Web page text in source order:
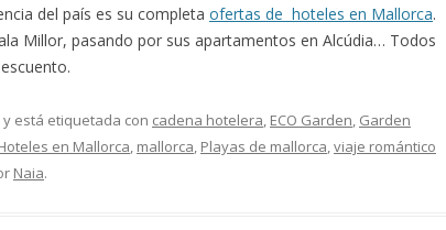
del país es su completa ofertas de hoteles en Mallorca.
Millor, pasando por sus apartamentos en Alcúdia… Todos
y está etiquetada con cadena hotelera, ECO Garden, Garden
en Mallorca, mallorca, Playas de mallorca,viaje romántico
Naia.